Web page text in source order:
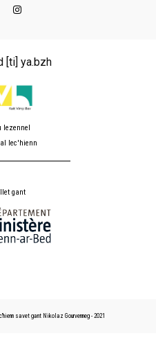
[ti] ya.bzh
lezennel
lec'hienn
gant
savet gant Nikolaz Gourvenneg - 2021